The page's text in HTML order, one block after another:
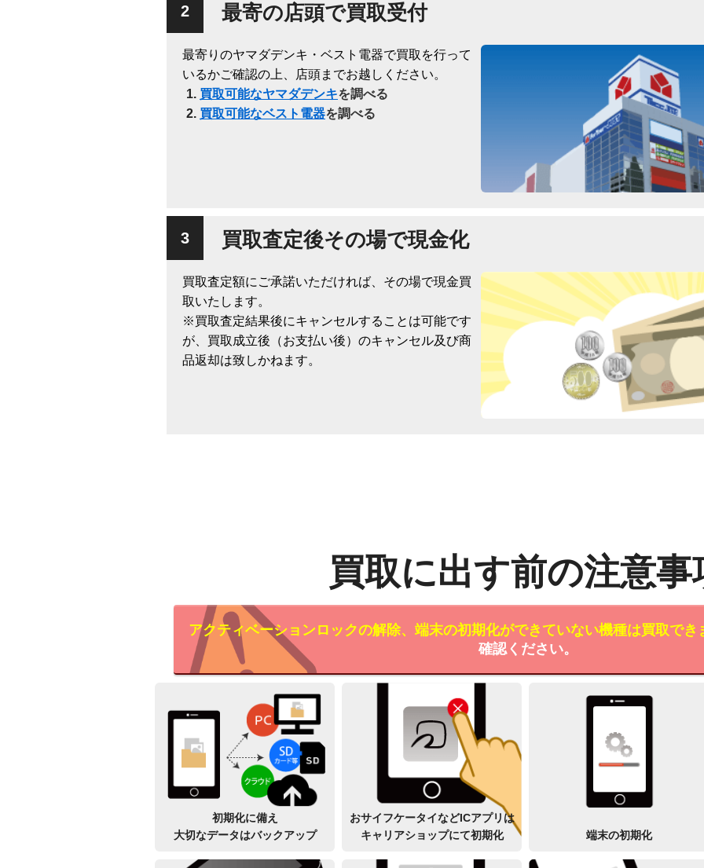
最寄の店頭で買取受付
最寄りのヤマダデンキ・ベスト電器で買取を行って
いるかご確認の上、店頭までお越しください。
買取可能なヤマダデンキを調べる
買取可能なベスト電器を調べる
買取査定後その場で現金化
買取査定額にご承諾いただければ、その場で現金買
取いたします。
※買取査定結果後にキャンセルすることは可能です
が、買取成立後（お支払い後）のキャンセル及び商
品返却は致しかねます。
買取に出す前の注意事
アクティベーションロックの解除、端末の初期化ができていない機種は買取でき
確認ください。
初期化に備え
大切なデータはバックアップ
おサイフケータイなどICアプリは
キャリアショップにて初期化
端末の初期化